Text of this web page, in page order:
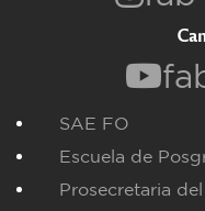
SAE FO
Escuela de
Prosecretaria